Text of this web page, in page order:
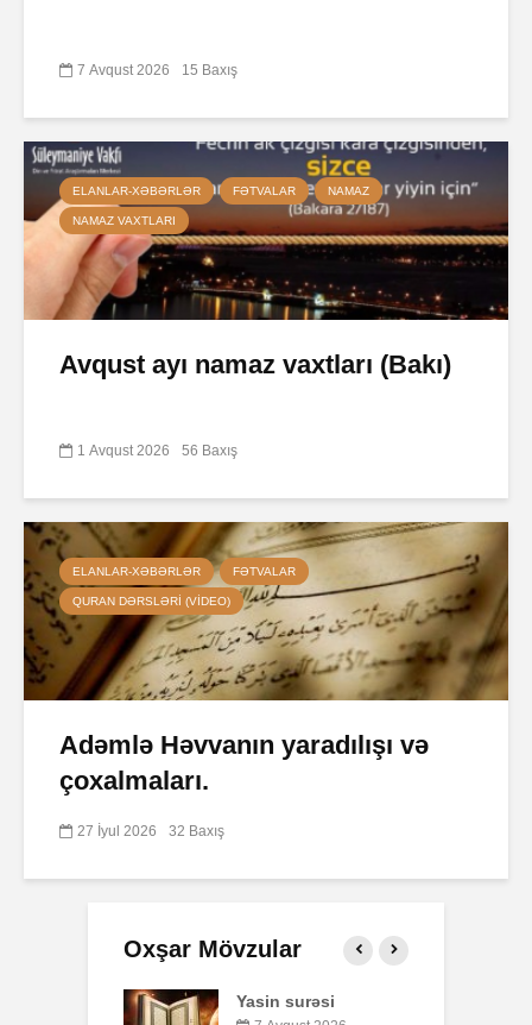
7 Avqust 2026 15 Baxış
ELANLAR-XƏBƏRLƏR FƏTVALAR NAMAZ
NAMAZ VAXTLARI
Avqust ayı namaz vaxtları (Bakı)
1 Avqust 2026 56 Baxış
ELANLAR-XƏBƏRLƏR FƏTVALAR
QURAN DƏRSLƏRI (VIDEO)
Adəmlə Həvvanın yaradılışı və
çoxalmaları.
27 İyul 2026 32 Baxış
Oxşar Mövzular
Qeyri-müsəlmanı